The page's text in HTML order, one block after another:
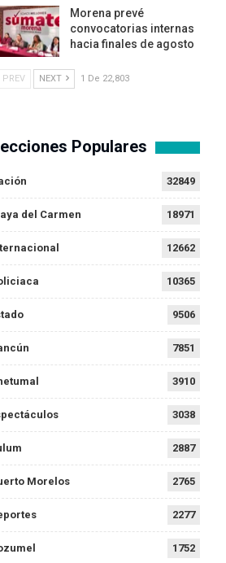
Morena prevé
convocatorias internas
hacia finales de agosto
PREV NEXT 1 De 22,803
Populares
32849
del Carmen 18971
12662
10365
9506
7851
3910
3038
2887
Morelos 2765
2277
1752